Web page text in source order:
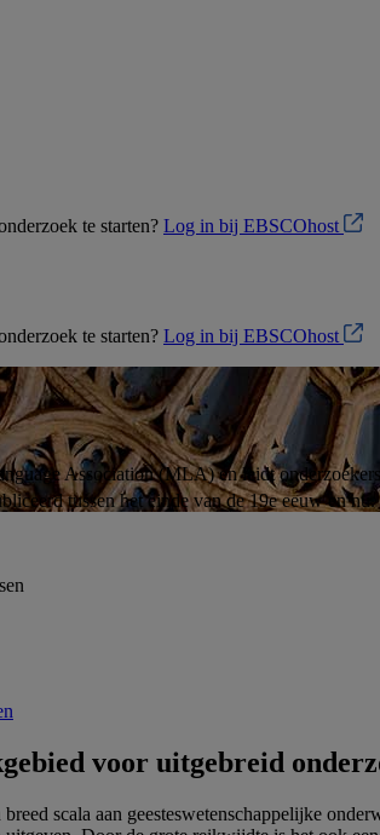
te starten? Log in bij EBSCOhost
te starten? Log in bij EBSCOhost
Association (MLA) en leidt
tussen het einde van de 19e eeuw en nu.
voor uitgebreid
scala aan geesteswetenschappelijke